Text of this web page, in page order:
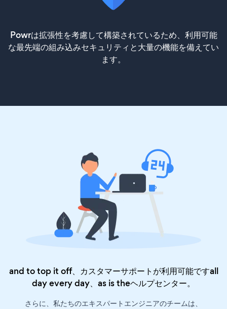
Powrは拡張性を考慮して構築されているため、利用可能
な最先端の組み込みセキュリティと大量の機能を備えてい
ます。
and to top it off、カスタマーサポートが利用可能ですall
day every day、as is theヘルプセンター。
さらに、私たちのエキスパートエンジニアのチームは、